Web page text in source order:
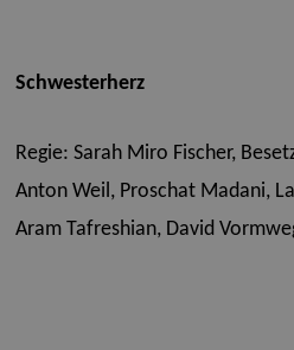
Schwesterherz
Regie: Sarah Miro Fischer,
Anton Weil, Proschat Madani,
Aram Tafreshian, David